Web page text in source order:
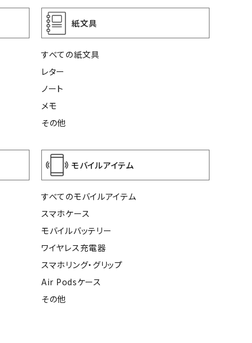
紙文具
すべての紙文具
レター
ノート
メモ
その他
モバイルアイテム
すべてのモバイルアイテム
スマホケース
モバイルバッテリー
ワイヤレス充電器
スマホリング・グリップ
Air Podsケース
その他